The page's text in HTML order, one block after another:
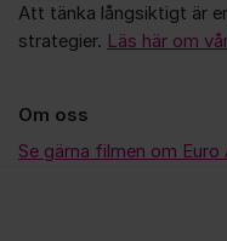
Att tänka långsiktigt är
strategier. Läs här om
Om oss
Se gärna filmen om